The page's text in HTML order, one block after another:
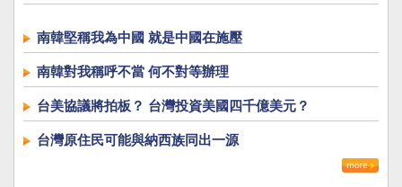
南韓堅稱我為中國 就是中國在施壓
南韓對我稱呼不當 何不對等辦理
台美協議將拍板？ 台灣投資美國四千億美元？
台灣原住民可能與納西族同出一源